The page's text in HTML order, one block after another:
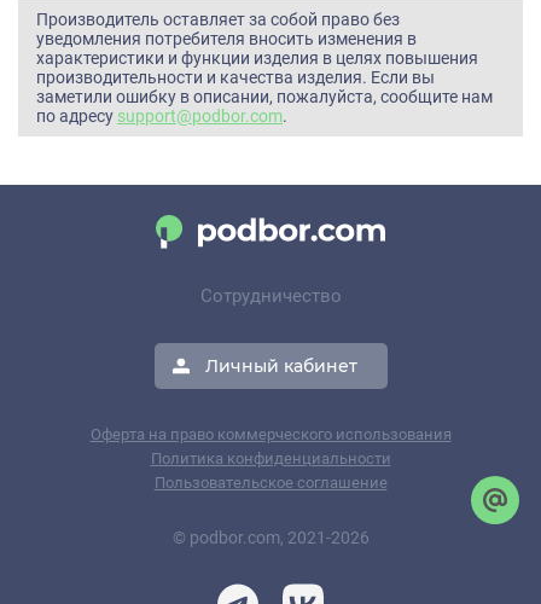
Производитель оставляет за собой право без
уведомления потребителя вносить изменения в
характеристики и функции изделия в целях повышения
производительности и качества изделия. Если вы
заметили ошибку в описании, пожалуйста, сообщите нам
по адресу support@podbor.com.
Сотрудничество
Личный кабинет
Оферта на право коммерческого использования
Политика конфиденциальности
Пользовательское соглашение
© podbor.com, 2021-2026